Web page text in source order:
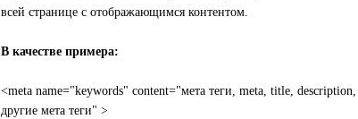
всей странице с отображающимся контентом.
В качестве примера:
<meta name="keywords" content="мета теги, meta, title,
другие мета теги" >